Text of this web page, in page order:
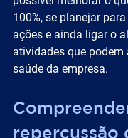
100%, se planejar
ações e ainda ligar o
atividades que podem
saúde da empresa.
repercussão